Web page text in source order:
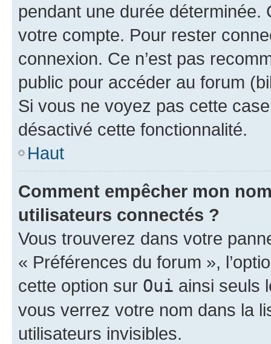
pendant une durée déterminée.
votre compte. Pour rester
connexion. Ce n’est pas
public pour accéder au forum
Si vous ne voyez pas cette
désactivé cette fonctionnalité.
Haut
Comment empêcher mon
utilisateurs connectés ?
Vous trouverez dans votre
« Préférences du forum »,
cette option sur Oui ainsi seuls
vous verrez votre nom dans la
utilisateurs invisibles.